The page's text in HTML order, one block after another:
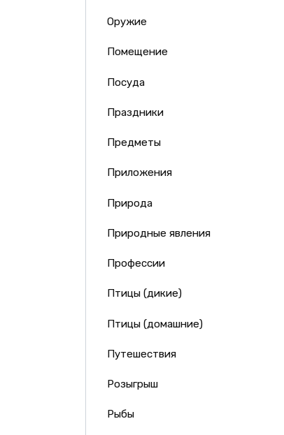
Оружие
Помещение
Посуда
Праздники
Предметы
Приложения
Природа
Природные явления
Профессии
Птицы (дикие)
Птицы (домашние)
Путешествия
Розыгрыш
Рыбы